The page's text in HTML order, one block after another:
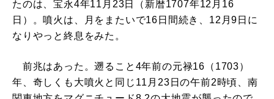
たのは、宝永4年11月23日（新暦1707年12月16
日）。噴火は、月をまたいで16日間続き、12月9日に
なりやっと終息をみた。
前兆はあった。遡ること4年前の元禄16（1703）
年、奇しくも大噴火と同じ11月23日の午前2時頃、南